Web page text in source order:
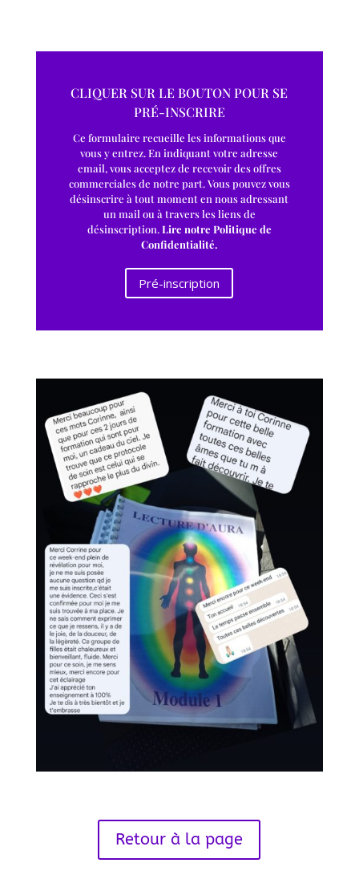
CLIQUER SUR LE BOUTON POUR SE
PRÉ-INSCRIRE
Ce formulaire recueille les informations que
vous y entrez. En indiquant votre adresse
email, vous acceptez de recevoir des offres
commerciales de notre part. Vous pouvez vous
désinscrire à tout moment en nous adressant
un mail ou à travers les liens de
désinscription.Lire notre Politique de
Confidentialité.
Pré-inscription
Retour à la page